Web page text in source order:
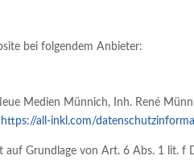
bei folgendem Anbieter:
Medien Münnich, Inh. René
https://all-inkl.com/
auf Grundlage von Art. 6 Abs. 1 lit. f